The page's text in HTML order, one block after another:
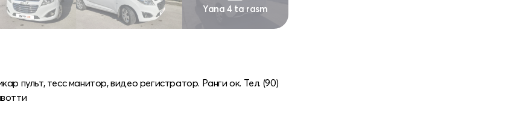
Yana 4 ta rasm
пульт, тесс манитор, видео регистратор. Ранги ок. Тел. (90)